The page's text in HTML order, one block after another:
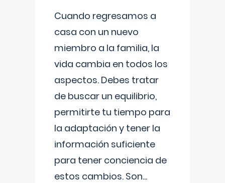
Cuando regresamos a
casa con un nuevo
miembro a la familia, la
vida cambia en todos los
aspectos. Debes tratar
de buscar un equilibrio,
permitirte tu tiempo para
la adaptación y tener la
información suficiente
para tener conciencia de
estos cambios. Son...